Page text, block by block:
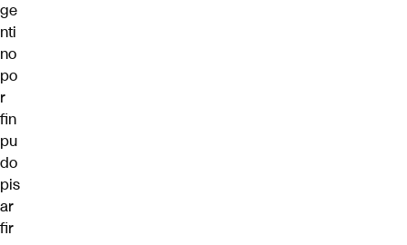
ge
nti
no
po
r
fin
pu
do
pis
ar
fir